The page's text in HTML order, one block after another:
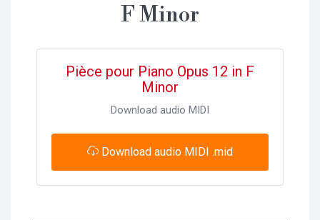
F Minor
Pièce pour Piano Opus 12 in F
Minor
Download audio MIDI
Download audio MIDI .mid